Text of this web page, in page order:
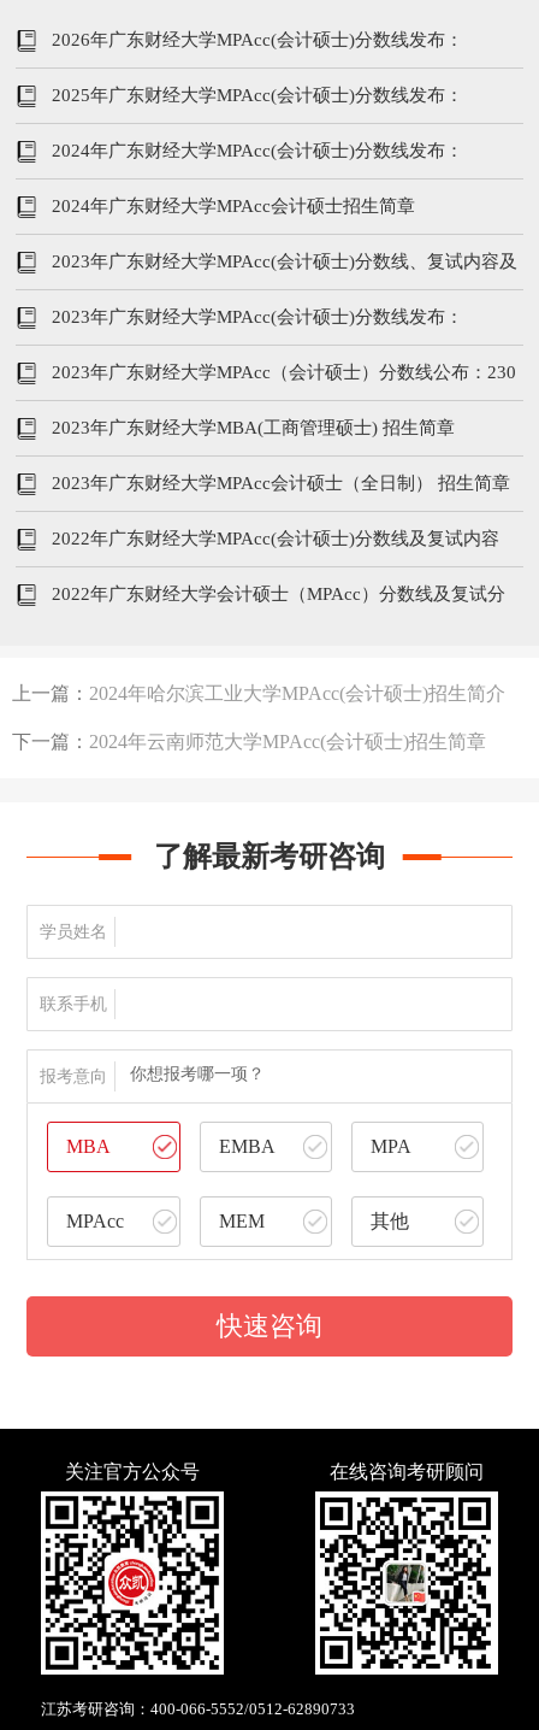
2026年广东财经大学MPAcc(会计硕士)分数线发布：
219/102/51
2025年广东财经大学MPAcc(会计硕士)分数线发布：
215/96/48
2024年广东财经大学MPAcc(会计硕士)分数线发布：
223/104/52
2024年广东财经大学MPAcc会计硕士招生简章
2023年广东财经大学MPAcc(会计硕士)分数线、复试内容及
录取情况
2023年广东财经大学MPAcc(会计硕士)分数线发布：
230/102/51
2023年广东财经大学MPAcc（会计硕士）分数线公布：230
分
2023年广东财经大学MBA(工商管理硕士) 招生简章
2023年广东财经大学MPAcc会计硕士（全日制） 招生简章
2022年广东财经大学MPAcc(会计硕士)分数线及复试内容
2022年广东财经大学会计硕士（MPAcc）分数线及复试分
上一篇： 2024年哈尔滨工业大学MPAcc(会计硕士)招生简介
下一篇： 2024年云南师范大学MPAcc(会计硕士)招生简章
了解最新考研咨询
学员姓名
联系手机
报考意向 你想报考哪一项？
MBA EMBA MPA
MPAcc MEM 其他
快速咨询
关注官方公众号 在线咨询考研顾问
江苏考研咨询： 400-066-5552/0512-62890733